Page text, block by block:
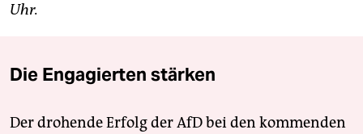
Uhr.
Die Engagierten stärken
Der drohende Erfolg der AfD bei den kommenden